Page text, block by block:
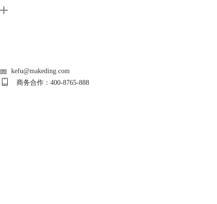
kefu@makeding.com
商务合作：400-8765-888